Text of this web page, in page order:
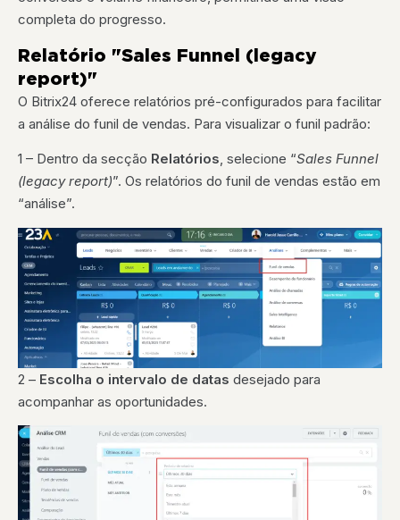
completa do progresso.
Relatório "Sales Funnel (legacy
report)"
O Bitrix24 oferece relatórios pré-configurados para facilitar
a análise do funil de vendas. Para visualizar o funil padrão:
1 – Dentro da secção Relatórios, selecione “Sales Funnel
(legacy report)”. Os relatórios do funil de vendas estão em
“análise”.
2 – Escolha o intervalo de datas desejado para
acompanhar as oportunidades.